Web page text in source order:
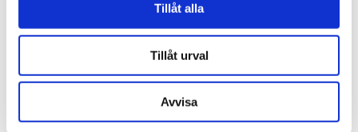
Tillåt alla
Tillåt urval
Avvisa
Ledare
Ta med samtliga V-